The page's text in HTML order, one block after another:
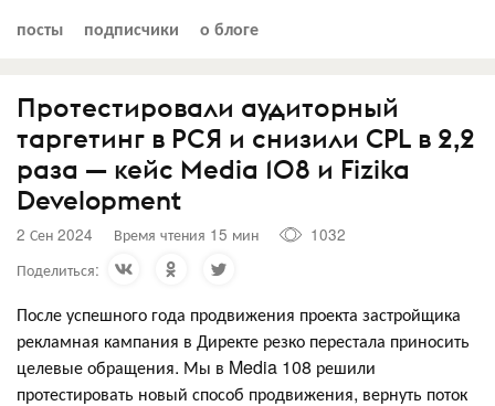
посты подписчики о блоге
Протестировали аудиторный
таргетинг в РСЯ и снизили CPL в 2,2
раза — кейс Media 108 и Fizika
Development
2 Сен 2024 Время чтения 15 мин
1032
Поделиться:
После успешного года продвижения проекта застройщика
рекламная кампания в Директе резко перестала приносить
целевые обращения. Мы в Media 108 решили
протестировать новый способ продвижения, вернуть поток